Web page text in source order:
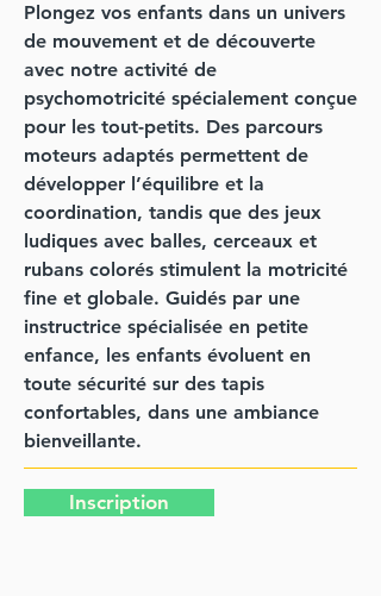
Plongez vos enfants dans un univers
de mouvement et de découverte
avec notre activité de
psychomotricité spécialement conçue
pour les tout-petits. Des parcours
moteurs adaptés permettent de
développer l’équilibre et la
coordination, tandis que des jeux
ludiques avec balles, cerceaux et
rubans colorés stimulent la motricité
fine et globale. Guidés par une
instructrice spécialisée en petite
enfance, les enfants évoluent en
toute sécurité sur des tapis
confortables, dans une ambiance
bienveillante.
Inscription